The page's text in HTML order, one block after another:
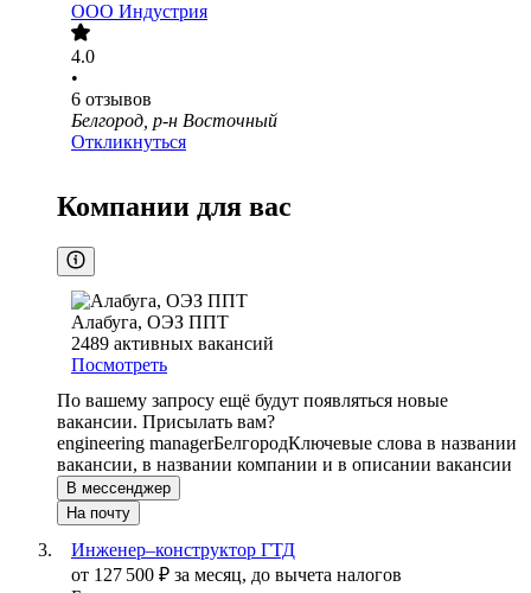
ООО Индустрия
4.0
•
6 отзывов
Белгород, р-н Восточный
Откликнуться
Компании для вас
Алабуга, ОЭЗ ППТ
2489 активных вакансий
Посмотреть
По вашему запросу ещё будут появляться новые
вакансии. Присылать вам?
engineering managerБелгородКлючевые слова в названии
вакансии, в названии компании и в описании вакансии
В мессенджер
На почту
Инженер–конструктор ГТД
от 127 500 ₽ за месяц, до вычета налогов